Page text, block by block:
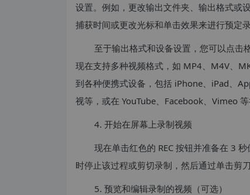
设置。例如，更改输出文件夹、输出格式或
捕获时间或更改光标和单击效果来进行预定录
至于输出格式和设备设置，您可以点击
现在支持多种视频格式，如 MP4、M4V、
到各种便携式设备，包括 iPhone、iPad、
视等，或在 YouTube、Facebook、Vimeo 等
4. 开始在屏幕上录制视频
现在单击红色的 REC 按钮并准备在 3
时停止该过程或剪切录制，然后通过单击剪
5. 预览和编辑录制的视频（可选）